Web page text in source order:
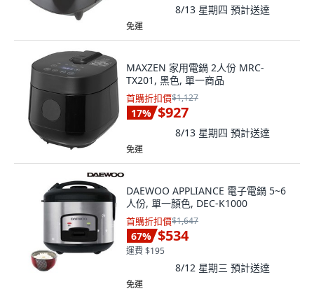
8/13 星期四 預計送達
免運
MAXZEN 家用電鍋 2人份 MRC-
TX201, 黑色, 單一商品
首購折扣價$1,127
17% $927
8/13 星期四 預計送達
免運
DAEWOO APPLIANCE 電子電鍋 5~6
人份, 單一顏色, DEC-K1000
首購折扣價$1,647
67% $534
運費 $195
8/12 星期三 預計送達
免運